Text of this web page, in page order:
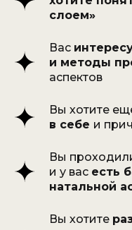
слоем»
Вас
и методы
аспектов
Вы хотите
в себе и
Вы
и у вас есть
натальной
Вы хотите
Знакомы ли вам
«Я УЖЕ
БАЗУ,